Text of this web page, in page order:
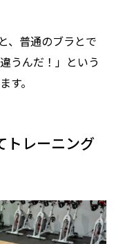
、普通のブラとで
うんだ！」という
す。
トレーニング